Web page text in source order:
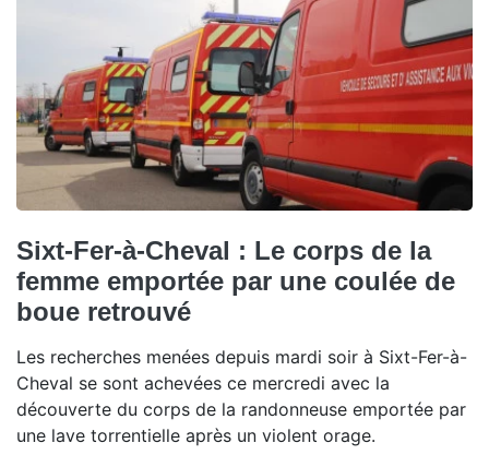
Sixt-Fer-à-Cheval : Le corps de la
femme emportée par une coulée de
boue retrouvé
Les recherches menées depuis mardi soir à Sixt-Fer-à-
Cheval se sont achevées ce mercredi avec la
découverte du corps de la randonneuse emportée par
une lave torrentielle après un violent orage.